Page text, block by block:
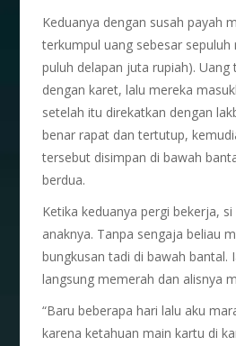
Keduanya dengan susah payah
terkumpul uang sebesar sepuluh
puluh delapan juta rupiah).
dengan karet, lalu mereka
setelah itu direkatkan dengan
benar rapat dan tertutup,
tersebut disimpan di bawah
berdua.
Ketika keduanya pergi bekerja,
anaknya. Tanpa sengaja beliau
bungkusan tadi di bawah bantal.
langsung memerah dan alisnya
“Baru beberapa hari lalu aku
karena ketahuan main kartu di